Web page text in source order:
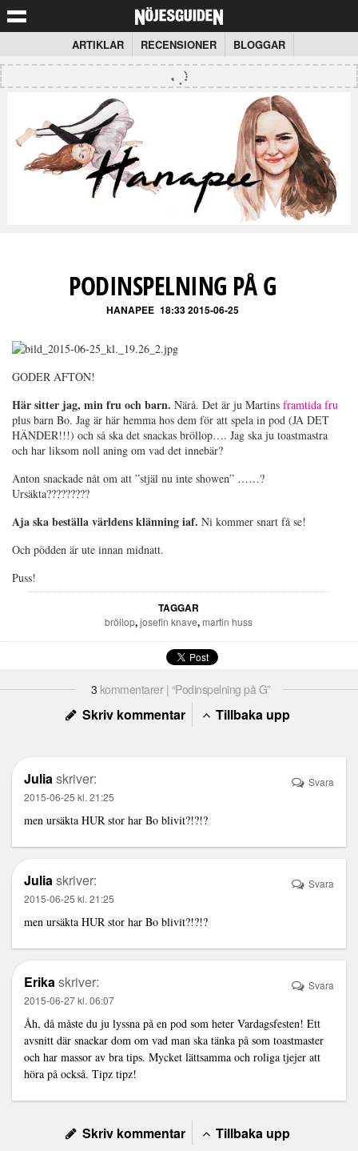
ARTIKLAR RECENSIONER BLOGGAR
PODINSPELNING PÅ G
HANAPEE 18:33 2015-06-25
GODER AFTON!
Här sitter jag, min fru och barn. Närå. Det är ju Martins framtida fru
plus barn Bo. Jag är här hemma hos dem för att spela in pod (JA DET
HÄNDER!!!) och så ska det snackas bröllop…. Jag ska ju toastmastra
och har liksom noll aning om vad det innebär?
Anton snackade nåt om att ”stjäl nu inte showen” ……?
Ursäkta?????????
Aja ska beställa världens klänning iaf. Ni kommer snart få se!
Och pödden är ute innan midnatt.
Puss!
TAGGAR
bröllop,josefin knave,martin huss
3 kommentarer | “Podinspelning på G”
Skriv kommentar Tillbaka upp
Juliaskriver:
2015-06-25 kl. 21:25
men ursäkta HUR stor har Bo blivit?!?!?
Svara
Juliaskriver:
2015-06-25 kl. 21:25
men ursäkta HUR stor har Bo blivit?!?!?
Svara
Erikaskriver:
2015-06-27 kl. 06:07
Åh, då måste du ju lyssna på en pod som heter Vardagsfesten! Ett
avsnitt där snackar dom om vad man ska tänka på som toastmaster
och har massor av bra tips. Mycket lättsamma och roliga tjejer att
höra på också. Tipz tipz!
Svara
Skriv kommentar Tillbaka upp